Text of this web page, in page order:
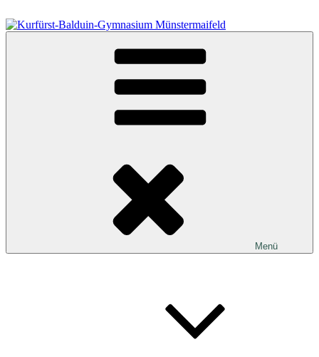
Inhalt
springen
Kurfürst-Balduin-Gymnasium Münstermaifeld
Menü